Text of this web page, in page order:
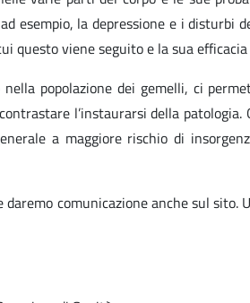
esempio, la depressione e i
viene seguito e la sua
popolazione dei gemelli, ci
l’instaurarsi della
a maggiore rischio di
comunicazione anche sul